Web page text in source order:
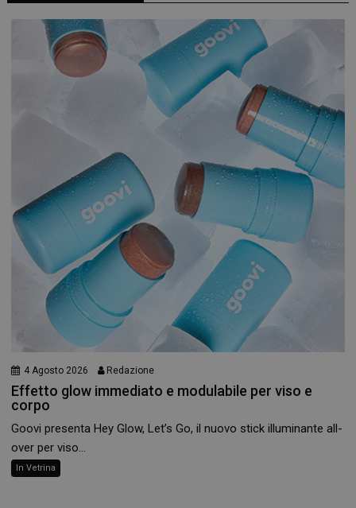
4 Agosto 2026 Redazione
Effetto glow immediato e modulabile per viso e
corpo
Goovi presenta Hey Glow, Let’s Go, il nuovo stick illuminante all-
over per viso...
In Vetrina